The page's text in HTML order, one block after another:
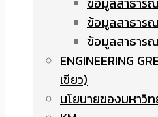
ข้อมูลสาธาร
ข้อมูลสาธาร
ENGINEERING
เขียว)
นโยบายของมหาวิท